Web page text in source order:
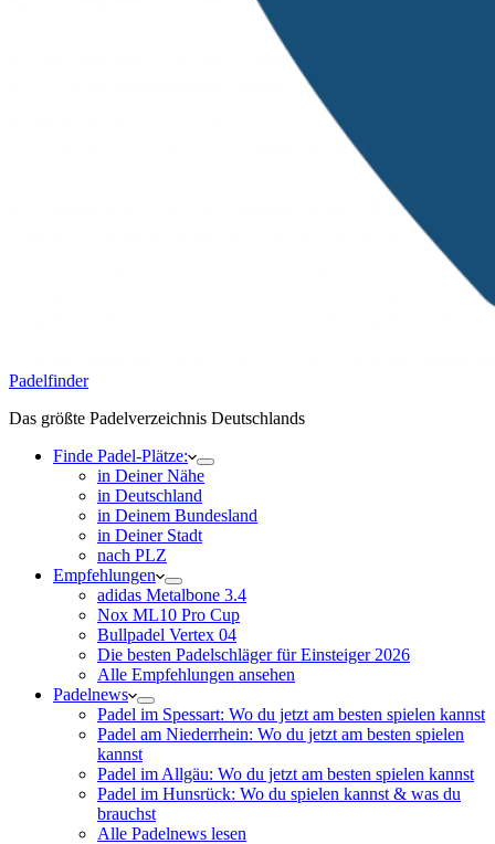
Padelfinder
Das größte Padelverzeichnis Deutschlands
Finde Padel-Plätze:
in Deiner Nähe
in Deutschland
in Deinem Bundesland
in Deiner Stadt
nach PLZ
Empfehlungen
adidas Metalbone 3.4
Nox ML10 Pro Cup
Bullpadel Vertex 04
Die besten Padelschläger für Einsteiger 2026
Alle Empfehlungen ansehen
Padelnews
Padel im Spessart: Wo du jetzt am besten spielen kannst
Padel am Niederrhein: Wo du jetzt am besten spielen
kannst
Padel im Allgäu: Wo du jetzt am besten spielen kannst
Padel im Hunsrück: Wo du spielen kannst & was du
brauchst
Alle Padelnews lesen